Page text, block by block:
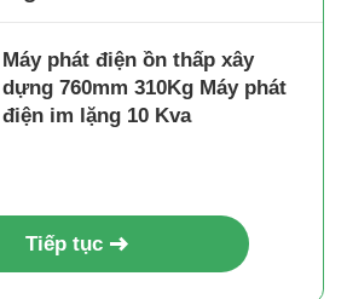
Máy phát điện ồn thấp xây
dựng 760mm 310Kg Máy phát
điện im lặng 10 Kva
Tiếp tục